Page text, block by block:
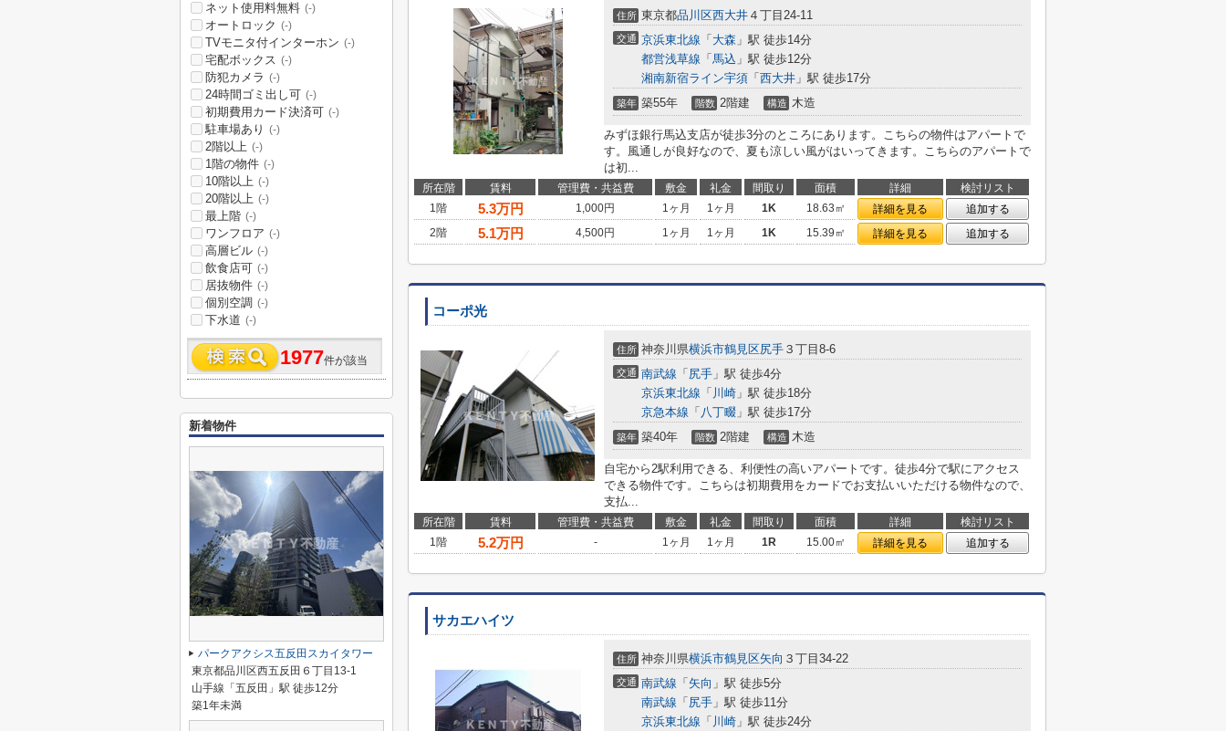
住所 東京都品川区西大井 ４丁目24-11
交通 京浜東北線 「 大森 」駅 徒歩14分
都営浅草線 「 馬込 」駅 徒歩12分
湘南新宿ライン宇須 「 西大井 」駅 徒歩17分
築年 築55年 階数 2階建 構造 木造
みずほ銀行馬込支店が徒歩3分のところにあります。こちらの物件はアパートで
す。風通しが良好なので、夏も涼しい風がはいってきます。こちらのアパートで
は初...
所在階 賃料 管理費・共益費 敷金 礼金 間取り 面積 詳細
検討リスト
1階
5.3万円 1,000円 1ヶ月 1ヶ月 1K 18.63㎡ 詳細を見る
追加する
2階
5.1万円 4,500円 1ヶ月 1ヶ月 1K 15.39㎡ 詳細を見る 追加する
コーポ光
住所 神奈川県横浜市鶴見区尻手 ３丁目8-6
交通 南武線 「 尻手 」駅 徒歩4分
京浜東北線 「 川崎 」駅 徒歩18分
京急本線 「 八丁畷 」駅 徒歩17分
築年 築40年 階数 2階建 構造 木造
自宅から2駅利用できる、利便性の高いアパートです。徒歩4分で駅にアクセス
できる物件です。こちらは初期費用をカードでお支払いいただける物件なので、
支払...
所在階 賃料 管理費・共益費 敷金 礼金 間取り 面積 詳細
検討リスト
1階
5.2万円 - 1ヶ月 1ヶ月 1R 15.00㎡ 詳細を見る 追加する
サカエハイツ
住所 神奈川県横浜市鶴見区矢向 ３丁目34-22
交通 南武線 「 矢向 」駅 徒歩5分
南武線 「 尻手 」駅 徒歩11分
京浜東北線 「 川崎 」駅 徒歩24分
ネット使用料無料 (-)
オートロック (-)
TVモニタ付インターホン (-)
宅配ボックス (-)
防犯カメラ (-)
24時間ゴミ出し可 (-)
初期費用カード決済可 (-)
駐車場あり (-)
2階以上 (-)
1階の物件 (-)
10階以上 (-)
20階以上 (-)
最上階 (-)
ワンフロア (-)
高層ビル (-)
飲食店可 (-)
居抜物件 (-)
個別空調 (-)
下水道 (-)
1977件が該当
新着物件
パークアクシス五反田スカイタワー
東京都品川区西五反田６丁目13-1
山手線「五反田」駅 徒歩12分
築1年未満